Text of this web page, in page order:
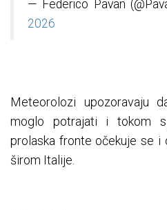
— Federico Pavan
2026
Meteorolozi upozoravaju
moglo potrajati i tokom
prolaska fronte očekuje se i
širom Italije.